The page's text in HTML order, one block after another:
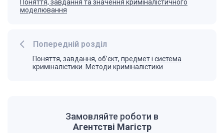
Попередній розділ
Поняття, завдання, об’єкт, предмет і система
криміналістики. Методи криміналістики
Поняття, завдання та значення криміналістичного
моделювання
Замовляйте роботи в
Агентстві Магістр